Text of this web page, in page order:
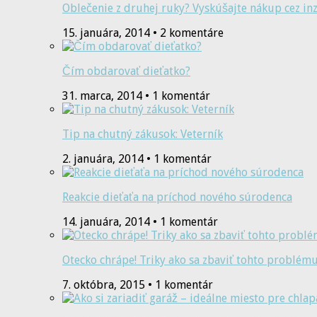
Oblečenie z druhej ruky? Vyskúšajte nákup cez
15. januára, 2014 • 2 komentáre
Čím obdarovať dieťatko?
31. marca, 2014 • 1 komentár
Tip na chutný zákusok: Veterník
2. januára, 2014 • 1 komentár
Reakcie dieťaťa na príchod nového súrodenca
14. januára, 2014 • 1 komentár
Otecko chrápe! Triky ako sa zbaviť tohto problému
7. októbra, 2015 • 1 komentár